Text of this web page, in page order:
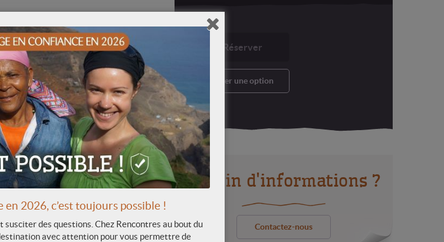
sur-mesure
?
profiter pleinement de ce décor
dès maintenant en cliquant ici.
voyages, des idées d’étapes et
afin de vous aider à imaginer votre
voyage équitable et solidaire,
principes du commerce équitable.
serons ravis d’échanger à ce sujet avec
Réserver
Poser une option
Besoin d'informations ?
Contactez-nous
2026, c’est toujours possible !
des questions. Chez Rencontres au bout du
avec attention pour vous permettre de